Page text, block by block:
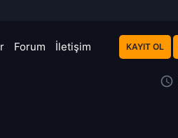
Forum İletişim KAYIT OL